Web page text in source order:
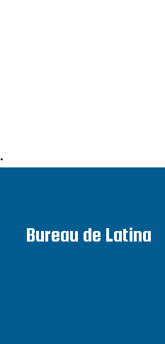
•
Bureau de Latina